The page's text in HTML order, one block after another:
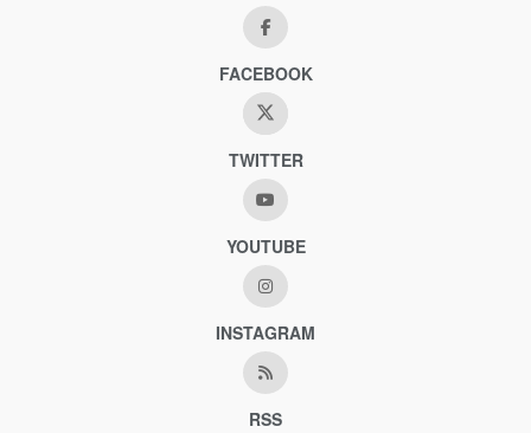
FACEBOOK
TWITTER
YOUTUBE
INSTAGRAM
RSS